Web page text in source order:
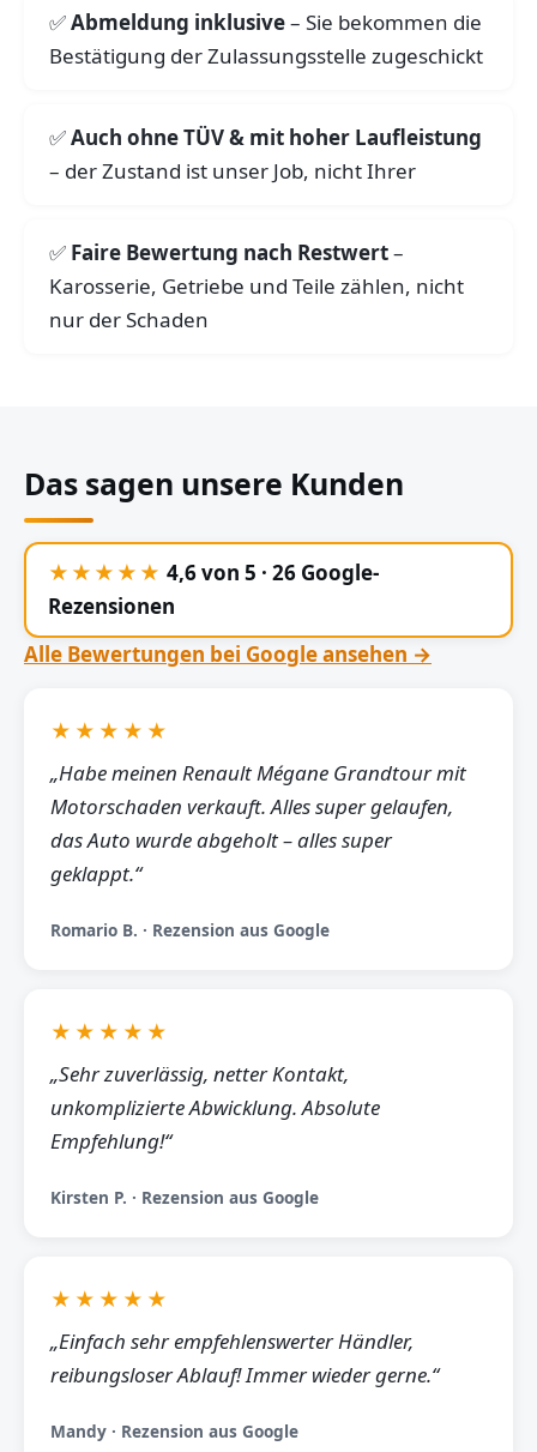
Abmeldung inklusive– Sie bekommen die
Bestätigung der Zulassungsstelle zugeschickt
Auch ohne TÜV & mit hoher Laufleistung
– der Zustand ist unser Job, nicht Ihrer
Faire Bewertung nach Restwert–
Karosserie, Getriebe und Teile zählen, nicht
nur der Schaden
Das sagen unsere Kunden
★★★★★ 4,6 von 5 · 26 Google-
Rezensionen
Alle Bewertungen bei Google ansehen →
★★★★★
„Habe meinen Renault Mégane Grandtour mit
Motorschaden verkauft. Alles super gelaufen,
das Auto wurde abgeholt – alles super
geklappt.“
Romario B. · Rezension aus Google
★★★★★
„Sehr zuverlässig, netter Kontakt,
unkomplizierte Abwicklung. Absolute
Empfehlung!“
Kirsten P. · Rezension aus Google
★★★★★
„Einfach sehr empfehlenswerter Händler,
reibungsloser Ablauf! Immer wieder gerne.“
Mandy · Rezension aus Google